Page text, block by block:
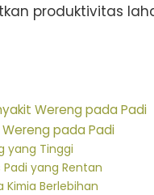
produktivitas
Wereng pada Padi
pada Padi
yang Tinggi
yang Rentan
Kimia Berlebihan